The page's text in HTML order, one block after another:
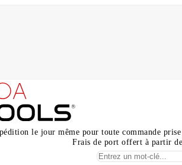
le jour même pour toute commande
Frais de port offert à partir